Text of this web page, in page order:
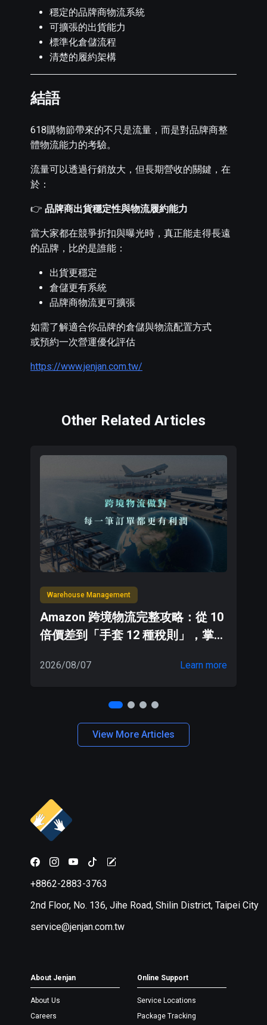
穩定的品牌商物流系統
可擴張的出貨能力
標準化倉儲流程
清楚的履約架構
結語
618購物節帶來的不只是流量，而是對品牌商整
體物流能力的考驗。
流量可以透過行銷放大，但長期營收的關鍵，在
於：
👉 品牌商出貨穩定性與物流履約能力
當大家都在競爭折扣與曝光時，真正能走得長遠
的品牌，比的是誰能：
出貨更穩定
倉儲更有系統
品牌商物流更可擴張
如需了解適合你品牌的倉儲與物流配置方式
或預約一次營運優化評估
https://www.jenjan.com.tw/
Other Related Articles
Warehouse Management
Amazon 跨境物流完整攻略：從 10
倍價差到「手套 12 種稅則」，掌握
2026/08/07 Learn more
View More Articles
+8862-2883-3763
2nd Floor, No. 136, Jihe Road, Shilin District, Taipei City
service@jenjan.com.tw
About Jenjan
About Us
Careers
Online Support
Service Locations
Package Tracking